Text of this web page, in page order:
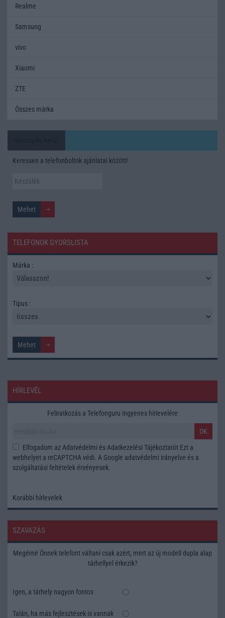
Realme
Samsung
vivo
Xiaomi
ZTE
Összes márka
Keressen a telefonboltok ajánlatai között!
TELEFONOK GYORSLISTA
Márka :
Tipus :
HÍRLEVÉL
Feliratkozás a Telefonguru ingyenes hírlevelére
OK
Elfogadom az Adatvédelmi és Adatkezelési Tájékoztatót Ezt a
webhelyet a reCAPTCHA védi. A Google adatvédelmi irányelve és a
szolgáltatási feltételek érvényesek.
Korábbi hírlevelek
SZAVAZÁS
Megérné Önnek telefont váltani csak azért, mert az új modell dupla alap
tárhellyel érkezik?
Igen, a tárhely nagyon fontos
Talán, ha más fejlesztések is vannak